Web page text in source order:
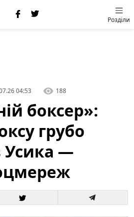
Розділи
04:53 188
боксер»:
грубо
Усика —